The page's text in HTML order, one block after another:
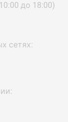
до 18:00)
сетях: